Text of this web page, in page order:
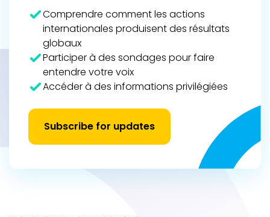
Comprendre comment les actions
internationales produisent des résultats
globaux
Participer à des sondages pour faire
entendre votre voix
Accéder à des informations privilégiées
Subscribe for updates